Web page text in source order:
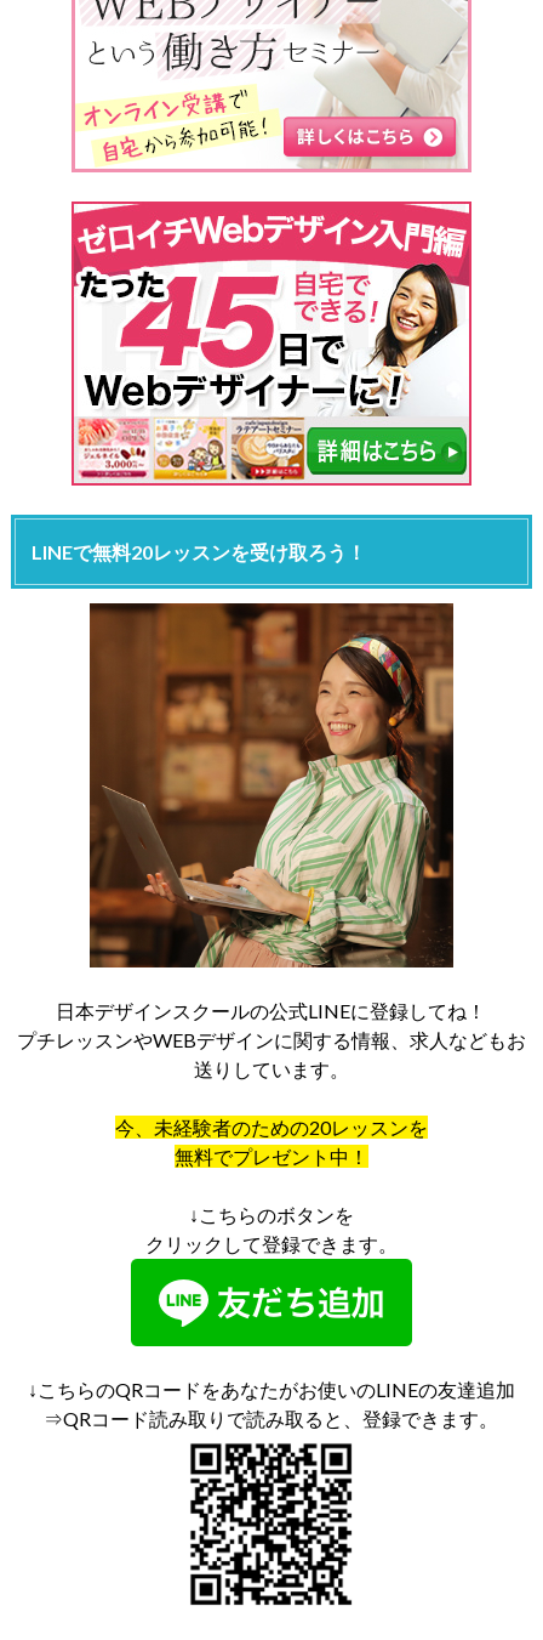
LINEで無料20レッスンを受け取ろう！
日本デザインスクールの公式LINEに登録してね！
プチレッスンやWEBデザインに関する情報、求人などもお
送りしています。
今、未経験者のための20レッスンを
無料でプレゼント中！
↓こちらのボタンを
クリックして登録できます。
↓こちらのQRコードをあなたがお使いのLINEの友達追加
⇒QRコード読み取りで読み取ると、登録できます。